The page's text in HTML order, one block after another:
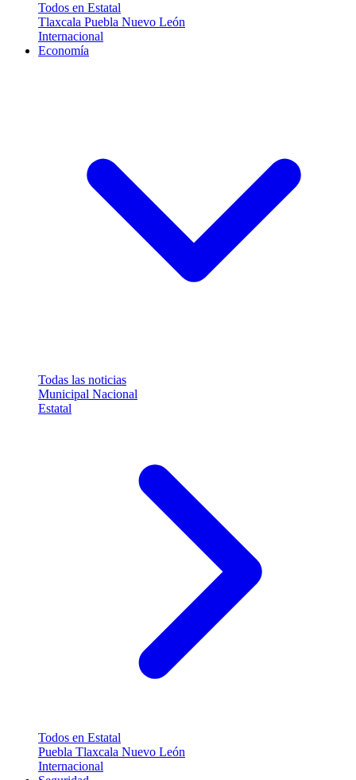
Todos en Estatal
Tlaxcala Puebla Nuevo León
Internacional
Economía
Todas las noticias
Municipal Nacional
Estatal
Todos en Estatal
Puebla Tlaxcala Nuevo León
Internacional